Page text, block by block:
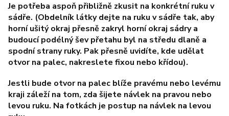
Je potřeba aspoň přibližně zkusit na konkrétní ruku v
sádře. (Obdelník látky dejte na ruku v sádře tak, aby
horní ušitý okraj přesně zakryl horní okraj sádry a
budoucí podélný šev přetahu byl na středu dlaně a
spodní strany ruky. Pak přesně uvidíte, kde udělat
otvor na palec, nakreslete fixou nebo křídou).
Jestli bude otvor na palec blíže pravému nebo levému
kraji záleží na tom, zda šijete návlek na pravou nebo
levou ruku. Na fotkách je postup na návlek na levou